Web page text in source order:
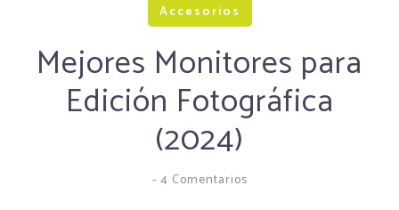
Accesorios
Mejores Monitores para
Edición Fotográfica
(2024)
- 4 Comentarios